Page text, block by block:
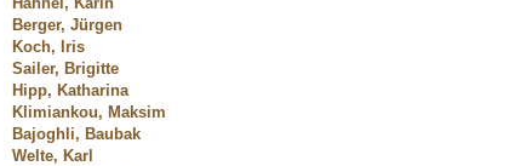
Berger, Jürgen
Koch, Iris
Sailer, Brigitte
Hipp, Katharina
Klimiankou, Maksim
Bajoghli, Baubak
Welte, Karl